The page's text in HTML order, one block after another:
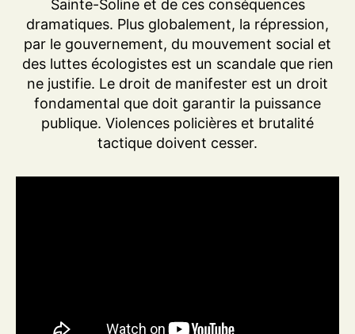
Sainte-Soline et de ces conséquences
dramatiques. Plus globalement, la répression,
par le gouvernement, du mouvement social et
des luttes écologistes est un scandale que rien
ne justifie. Le droit de manifester est un droit
fondamental que doit garantir la puissance
publique. Violences policières et brutalité
tactique doivent cesser.